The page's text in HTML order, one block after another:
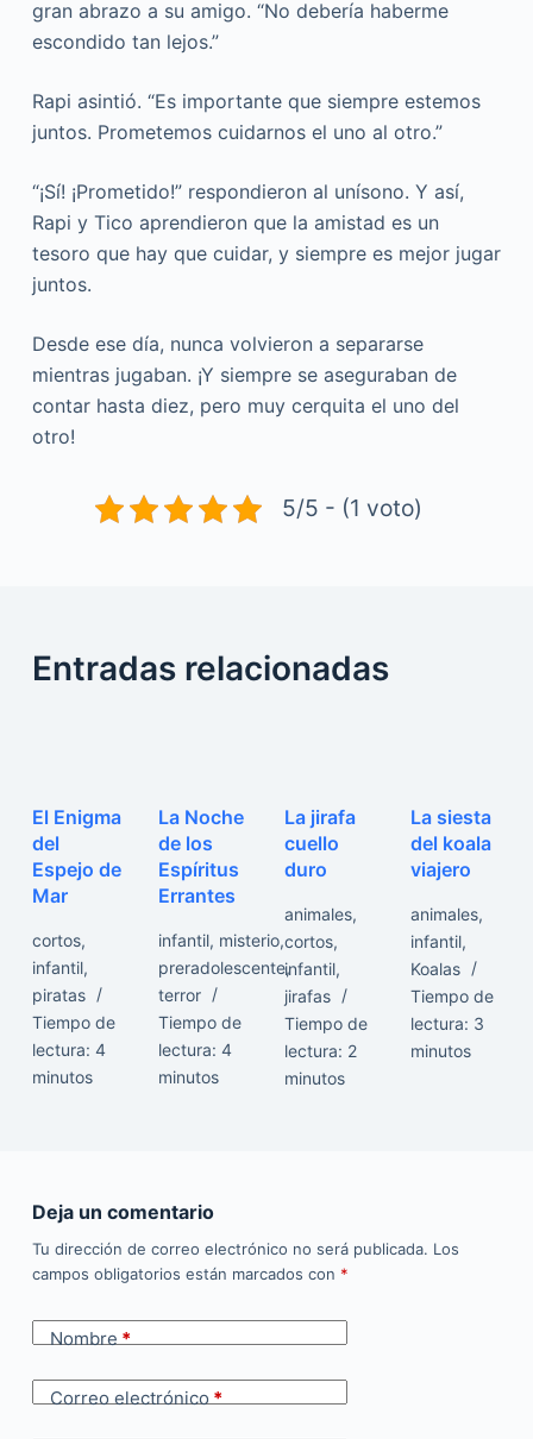
gran abrazo a su amigo. “No debería haberme
escondido tan lejos.”
Rapi asintió. “Es importante que siempre estemos
juntos. Prometemos cuidarnos el uno al otro.”
“¡Sí! ¡Prometido!” respondieron al unísono. Y así,
Rapi y Tico aprendieron que la amistad es un
tesoro que hay que cuidar, y siempre es mejor jugar
juntos.
Desde ese día, nunca volvieron a separarse
mientras jugaban. ¡Y siempre se aseguraban de
contar hasta diez, pero muy cerquita el uno del
otro!
5/5 - (1 voto)
Entradas relacionadas
El Enigma
del
Espejo de
Mar
cortos,
infantil,
piratas
Tiempo de
lectura: 4
minutos
La Noche
de los
Espíritus
Errantes
infantil, misterio,
preradolescente,
terror
Tiempo de
lectura: 4
minutos
La jirafa
cuello
duro
animales,
cortos,
infantil,
jirafas
Tiempo de
lectura: 2
minutos
La siesta
del koala
viajero
animales,
infantil,
Koalas
Tiempo de
lectura: 3
minutos
Deja un comentario
Tu dirección de correo electrónico no será publicada. Los
campos obligatorios están marcados con *
Nombre*
Correo electrónico*